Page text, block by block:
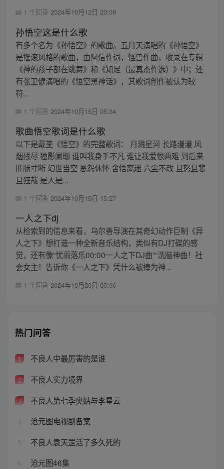
1 个回答 2024年10月12日 20:39
孙悟空这是什么歌
有多个名为《孙悟空》的歌曲。五月天演唱的《孙悟空》
是摇滚风格的歌曲，由阿信作词，怪兽作曲，收录在专辑
《神的孩子都在跳舞》和《知足（最真杰作选）》中；还
有张卫健演唱的《悟空黑神话》，其歌词创作被认为较
符...
1 个回答 2024年10月15日 05:34
歌曲悟空歌词是什么歌
以下是戴荃《悟空》的完整歌词： 月溅星河 长路漫漫 风
烟残尽 独影阑珊 谁叫我身手不凡 谁让我爱恨两难 到后来
肝肠寸断 幻世当空 恩怨休怀 舍悟离迷 六尘不改 且怒且悲
且狂哉 是人是...
1 个回答 2024年10月15日 15:27
一人之下dj
从检索到的信息来看，乌尔善导演在其奇幻动作巨制《异
人之下》想打造一种全新音乐结构，类似有DJ打碟的感
觉，还有像“忧雨落乐00:00一人之下DJ曲”“洗脑神曲！社
会女主！告诉你《一人之下》凭什么被捧为神...
1 个回答 2024年10月20日 05:36
热门问答
1 不良人中最厉害的是谁
2 不良人实力境界
3 不良人第七季奥姑与李星云
4 沧元图电视剧备案
5 不良人袁天罡活了多久死的
6 沧元图46集